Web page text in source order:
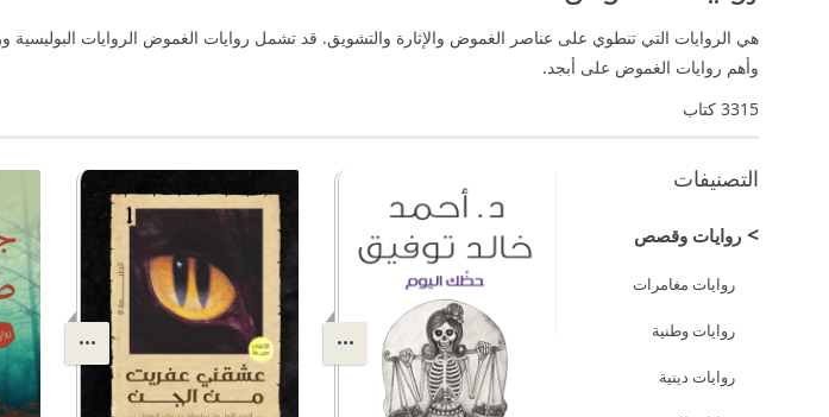
هي الروايات التي تنطوي على عناصر الغموض والإثارة والتشويق. قد تشمل روايات الغموض الروايات البوليسية
وأهم روايات الغموض على أبجد.
3315 كتاب
التصنيفات
>روايات وقصص
روايات مغامرات
روايات وطنية
روايات دينية